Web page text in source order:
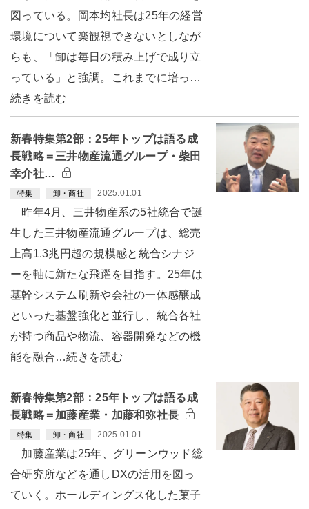
図っている。岡本均社長は25年の経営
環境について楽観視できないとしなが
らも、「卸は毎日の積み上げで成り立
っている」と強調。これまでに培っ…
続きを読む
新春特集第2部：25年トップは語る成
長戦略＝三井物産流通グループ・柴田
幸介社…
特集 卸・商社 2025.01.01
昨年4月、三井物産系の5社統合で誕
生した三井物産流通グループは、総売
上高1.3兆円超の規模感と統合シナジ
ーを軸に新たな飛躍を目指す。25年は
基幹システム刷新や会社の一体感醸成
といった基盤強化と並行し、統合各社
が持つ商品や物流、容器開発などの機
能を融合…続きを読む
新春特集第2部：25年トップは語る成
長戦略＝加藤産業・加藤和弥社長
特集 卸・商社 2025.01.01
加藤産業は25年、グリーンウッド総
合研究所などを通しDXの活用を図っ
ていく。ホールディングス化した菓子